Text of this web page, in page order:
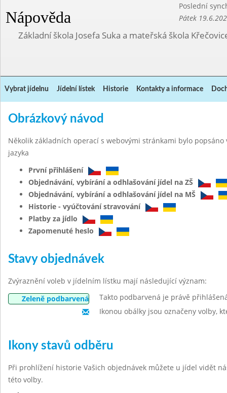
Nápověda
Poslední
Pátek
Základní škola Josefa Suka a mateřská škola
Vybrat jídelnu Jídelní lístek Historie Kontakty a informace
Obrázkový návod
Několik základních operací s webovými stránkami bylo
jazyka
První přihlášení
Objednávání, vybírání a odhlašování jídel na ZŠ
Objednávání, vybírání a odhlašování jídel na MŠ
Historie - vyúčtování stravování
Platby za jídlo
Zapomenuté heslo
Stavy objednávek
Zvýraznění voleb v jídelním lístku mají následující význam:
Zeleně podbarvená
Takto podbarvená je právě
Ikonou obálky jsou označeny volby,
Ikony stavů odběru
Při prohlížení historie Vašich objednávek můžete u jídel vidět
této volby.